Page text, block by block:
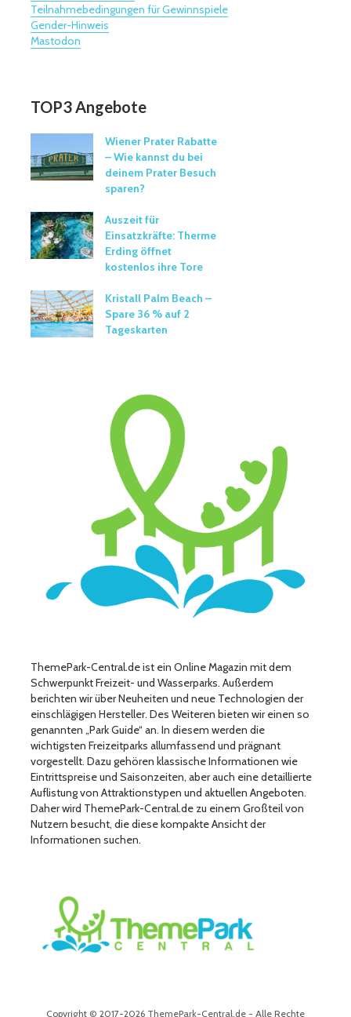
Teilnahmebedingungen für Gewinnspiele
Gender-Hinweis
Mastodon
TOP3 Angebote
Wiener Prater Rabatte
– Wie kannst du bei
deinem Prater Besuch
sparen?
Auszeit für
Einsatzkräfte: Therme
Erding öffnet
kostenlos ihre Tore
Kristall Palm Beach –
Spare 36 % auf 2
Tageskarten
ThemePark-Central.de ist ein Online Magazin mit dem
Schwerpunkt Freizeit- und Wasserparks. Außerdem
berichten wir über Neuheiten und neue Technologien der
einschlägigen Hersteller. Des Weiteren bieten wir einen so
genannten „Park Guide“ an. In diesem werden die
wichtigsten Freizeitparks allumfassend und prägnant
vorgestellt. Dazu gehören klassische Informationen wie
Eintrittspreise und Saisonzeiten, aber auch eine detaillierte
Auflistung von Attraktionstypen und aktuellen Angeboten.
Daher wird ThemePark-Central.de zu einem Großteil von
Nutzern besucht, die diese kompakte Ansicht der
Informationen suchen.
Copyright © 2017-2026 ThemePark-Central.de - Alle Rechte